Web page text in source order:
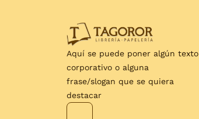
Aquí se puede poner algún texto
corporativo o alguna
frase/slogan que se quiera
destacar